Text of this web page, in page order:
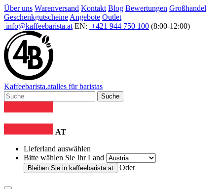
Über uns Warenversand Kontakt Blog Bewertungen Großhandel
Geschenkgutscheine Angebote Outlet
info@kaffeebarista.at EN: +421 944 750 100 (8:00-12:00)
Kaffeebarista.atalles für baristas
Suche
AT
Lieferland auswählen
Bitte wählen Sie Ihr Land
Bleiben Sie in kaffeebarista.at Oder